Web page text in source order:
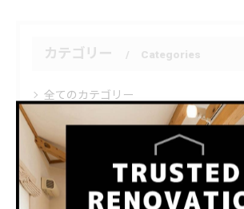
カテゴリー Categories
全てのカテゴリー
水回り
間取り
リノベーション